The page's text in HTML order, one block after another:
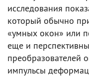
исследования
который обычно
«умных окон» или
еще и
преобразователей
импульсы